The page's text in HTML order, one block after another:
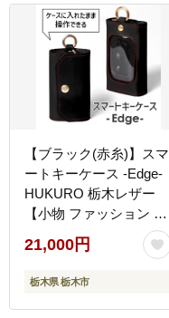
【ブラック(赤糸)】スマ
ートキーケース -Edge-
HUKURO 栃木レザー
【小物 ファッション 人
気 おすすめ 】
21,000円
栃木県 栃木市